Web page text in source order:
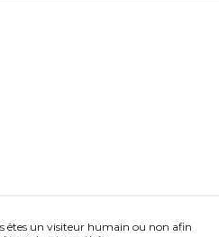
êtes un visiteur humain ou non afin